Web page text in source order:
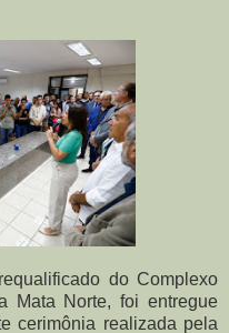
do Complexo
Mata Norte, foi entregue
cerimônia realizada pela